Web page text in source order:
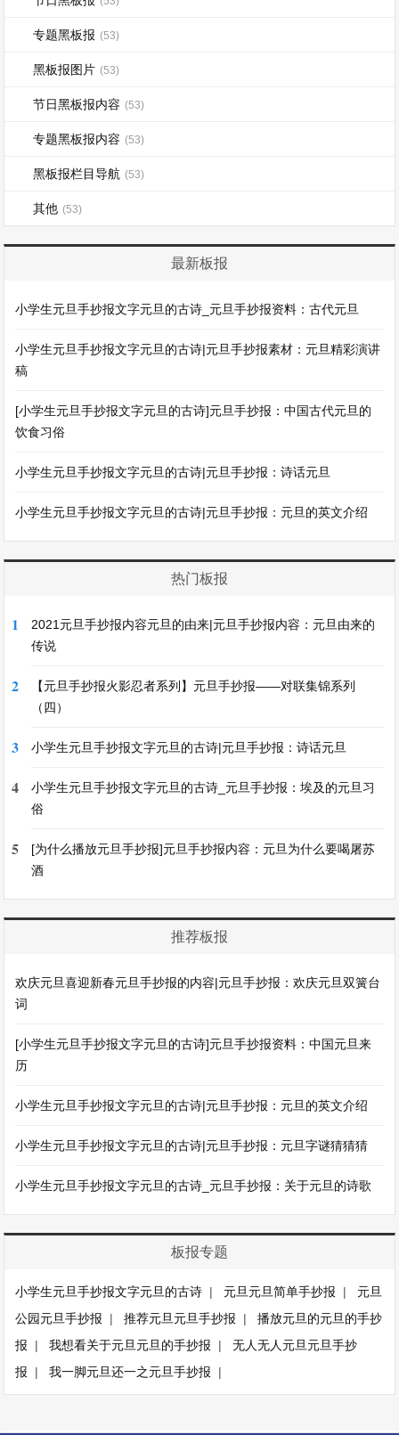
专题黑板报 (53)
黑板报图片 (53)
节日黑板报内容 (53)
专题黑板报内容 (53)
黑板报栏目导航 (53)
其他 (53)
最新板报
小学生元旦手抄报文字元旦的古诗_元旦手抄报资料：古代元旦
小学生元旦手抄报文字元旦的古诗|元旦手抄报素材：元旦精彩演讲
稿
[小学生元旦手抄报文字元旦的古诗]元旦手抄报：中国古代元旦的
饮食习俗
小学生元旦手抄报文字元旦的古诗|元旦手抄报：诗话元旦
小学生元旦手抄报文字元旦的古诗|元旦手抄报：元旦的英文介绍
热门板报
1
2021元旦手抄报内容元旦的由来|元旦手抄报内容：元旦由来的
传说
2
【元旦手抄报火影忍者系列】元旦手抄报——对联集锦系列
（四）
3 小学生元旦手抄报文字元旦的古诗|元旦手抄报：诗话元旦
4
小学生元旦手抄报文字元旦的古诗_元旦手抄报：埃及的元旦习
俗
5
[为什么播放元旦手抄报]元旦手抄报内容：元旦为什么要喝屠苏
酒
推荐板报
欢庆元旦喜迎新春元旦手抄报的内容|元旦手抄报：欢庆元旦双簧台
词
[小学生元旦手抄报文字元旦的古诗]元旦手抄报资料：中国元旦来
历
小学生元旦手抄报文字元旦的古诗|元旦手抄报：元旦的英文介绍
小学生元旦手抄报文字元旦的古诗|元旦手抄报：元旦字谜猜猜猜
小学生元旦手抄报文字元旦的古诗_元旦手抄报：关于元旦的诗歌
板报专题
小学生元旦手抄报文字元旦的古诗 | 元旦元旦简单手抄报 | 元旦
公园元旦手抄报 |推荐元旦元旦手抄报 |播放元旦的元旦的手抄
报 |我想看关于元旦元旦的手抄报 |无人无人元旦元旦手抄
报 |我一脚元旦还一之元旦手抄报 |